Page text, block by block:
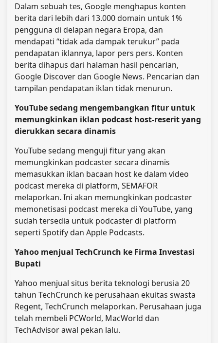
Dalam sebuah tes, Google menghapus konten
berita dari lebih dari 13.000 domain untuk 1%
pengguna di delapan negara Eropa, dan
mendapati “tidak ada dampak terukur” pada
pendapatan iklannya, lapor pers pers. Konten
berita dihapus dari halaman hasil pencarian,
Google Discover dan Google News. Pencarian dan
tampilan pendapatan iklan tidak menurun.
YouTube sedang mengembangkan fitur untuk
memungkinkan iklan podcast host-reserit yang
dierukkan secara dinamis
YouTube sedang menguji fitur yang akan
memungkinkan podcaster secara dinamis
memasukkan iklan bacaan host ke dalam video
podcast mereka di platform, SEMAFOR
melaporkan. Ini akan memungkinkan podcaster
memonetisasi podcast mereka di YouTube, yang
sudah tersedia untuk podcaster di platform
seperti Spotify dan Apple Podcasts.
Yahoo menjual TechCrunch ke Firma Investasi
Bupati
Yahoo menjual situs berita teknologi berusia 20
tahun TechCrunch ke perusahaan ekuitas swasta
Regent, TechCrunch melaporkan. Perusahaan juga
telah membeli PCWorld, MacWorld dan
TechAdvisor awal pekan lalu.